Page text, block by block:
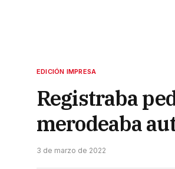
EDICIÓN IMPRESA
Registraba
merodeaba
3 de marzo de 2022